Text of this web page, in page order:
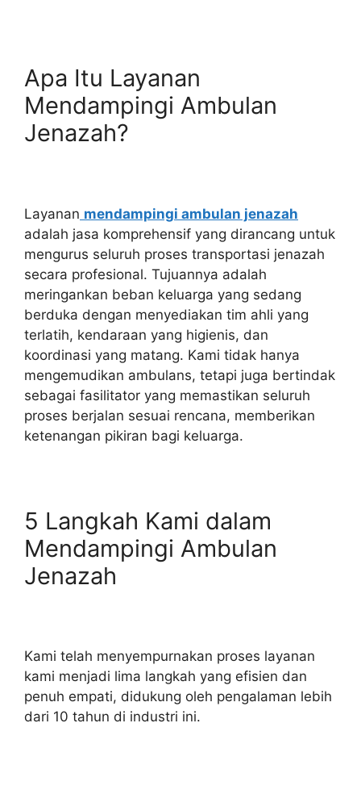
Apa Itu Layanan
Mendampingi Ambulan
Jenazah?
Layanan mendampingi ambulan jenazah
adalah jasa komprehensif yang dirancang untuk
mengurus seluruh proses transportasi jenazah
secara profesional. Tujuannya adalah
meringankan beban keluarga yang sedang
berduka dengan menyediakan tim ahli yang
terlatih, kendaraan yang higienis, dan
koordinasi yang matang. Kami tidak hanya
mengemudikan ambulans, tetapi juga bertindak
sebagai fasilitator yang memastikan seluruh
proses berjalan sesuai rencana, memberikan
ketenangan pikiran bagi keluarga.
5 Langkah Kami dalam
Mendampingi Ambulan
Jenazah
Kami telah menyempurnakan proses layanan
kami menjadi lima langkah yang efisien dan
penuh empati, didukung oleh pengalaman lebih
dari 10 tahun di industri ini.